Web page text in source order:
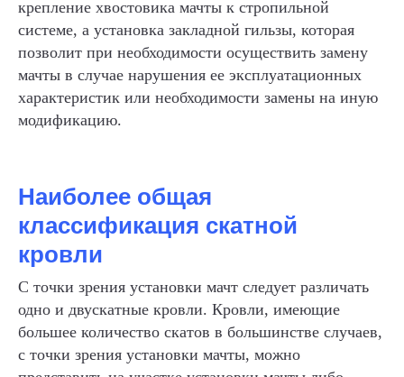
крепление хвостовика мачты к стропильной
системе, а установка закладной гильзы, которая
позволит при необходимости осуществить замену
мачты в случае нарушения ее эксплуатационных
характеристик или необходимости замены на иную
модификацию.
Наиболее общая
классификация скатной
кровли
С точки зрения установки мачт следует различать
одно и двускатные кровли. Кровли, имеющие
большее количество скатов в большинстве случаев,
с точки зрения установки мачты, можно